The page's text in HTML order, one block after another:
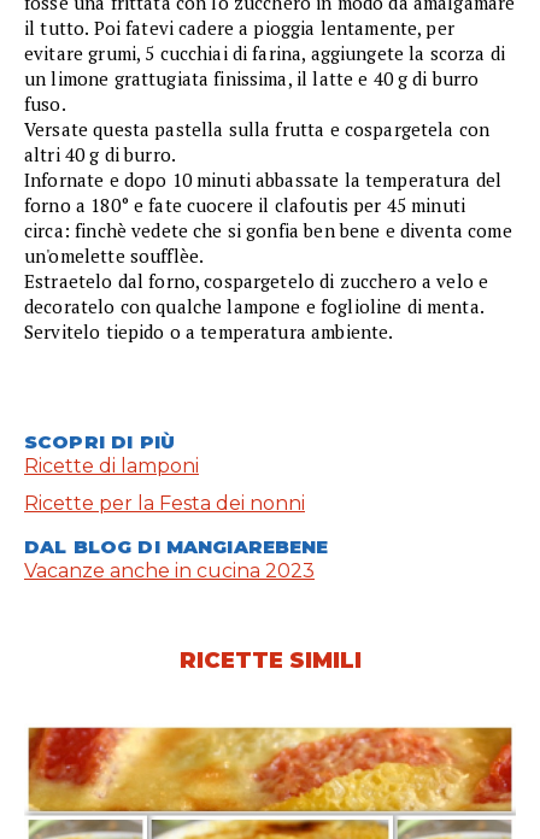
il tutto. Poi fatevi cadere a pioggia lentamente, per
evitare grumi, 5 cucchiai di farina, aggiungete la scorza di
un limone grattugiata finissima, il latte e 40 g di burro
fuso.
Versate questa pastella sulla frutta e cospargetela con
altri 40 g di burro.
Infornate e dopo 10 minuti abbassate la temperatura del
forno a 180° e fate cuocere il clafoutis per 45 minuti
circa: finchè vedete che si gonfia ben bene e diventa come
un'omelette soufflèe.
Estraetelo dal forno, cospargetelo di zucchero a velo e
decoratelo con qualche lampone e foglioline di menta.
Servitelo tiepido o a temperatura ambiente.
SCOPRI DI PIÙ
Ricette di lamponi
Ricette per la Festa dei nonni
DAL BLOG DI MANGIAREBENE
Vacanze anche in cucina 2023
RICETTE SIMILI